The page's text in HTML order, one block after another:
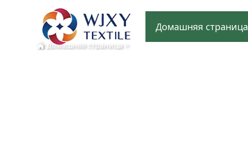
Домашняя страница
Домашняя страница>